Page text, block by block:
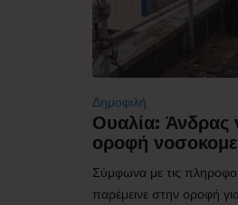
Δημοφιλή
Ουαλία: Άνδρας
οροφή
Σύμφωνα με τις
παρέμεινε στην οροφή